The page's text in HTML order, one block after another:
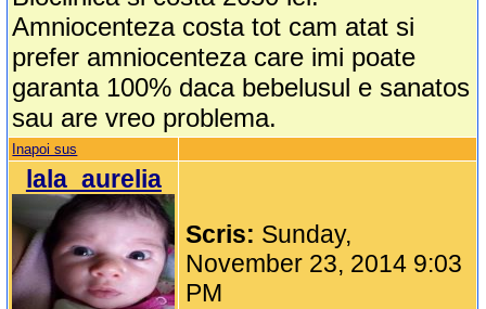
Amniocenteza costa tot cam atat si
prefer amniocenteza care imi poate
garanta 100% daca bebelusul e sanatos
sau are vreo problema.
Inapoi sus
lala_aurelia
Scris: Sunday,
November 23, 2014 9:03
PM